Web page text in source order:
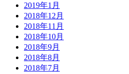
2019年1月
2018年12月
2018年11月
2018年10月
2018年9月
2018年8月
2018年7月